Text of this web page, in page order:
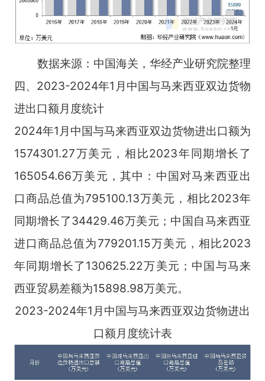
数据来源：中国海关，华经产业研究院整理
四、2023-2024年1月中国与马来西亚双边货物
进出口额月度统计
2024年1月中国与马来西亚双边货物进出口额为
1574301.27万美元，相比2023年同期增长了
165054.66万美元，其中：中国对马来西亚出
口商品总值为795100.13万美元，相比2023年
同期增长了34429.46万美元；中国自马来西亚
进口商品总值为779201.15万美元，相比2023
年同期增长了130625.22万美元；中国与马来
西亚贸易差额为15898.98万美元。
2023-2024年1月中国与马来西亚双边货物进出
口额月度统计表